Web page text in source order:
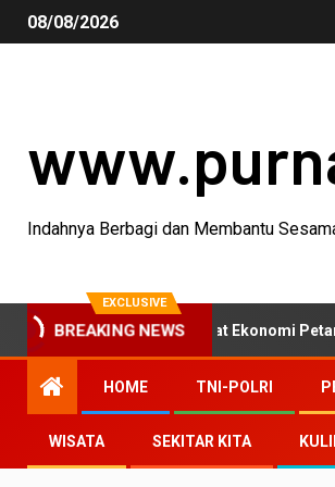
08/08/2026
Indahnya Berbagi dan Membantu
EXCLUSIVE
BREAKING NEWS
2026 Perkuat Ekonomi Petani, Penuhi
HOME TNI-POLRI
WISATA SEKITAR KITA